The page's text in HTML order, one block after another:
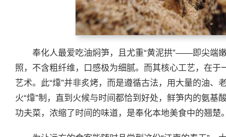
奉化人最爱吃油焖笋，且尤重“黄泥拱”——即尖端
照，不含粗纤维，口感极为细腻。而其核心工艺，在于
艺术。此“㸆”并非炙烤，而是遵循古法，用大量的油、
火“㸆”制，直到火候与时间都恰到好处，鲜笋内的氨
功夫菜，浓缩了时间的味道，是奉化本地美食中的翘楚